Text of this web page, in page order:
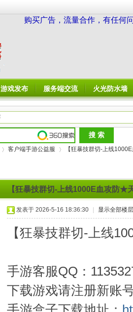
购买广告，流量合作，有任何
游戏发布 服务端交流 火光防水墙
客户端手游公益服
›
【狂暴技群切-上线
【狂暴技群切-上线1000E血攻防★
发表于 2026-5-16 18:36:30 显示全部楼层
【狂暴技群切-上线
手游客服QQ：
下载游戏请注册新账